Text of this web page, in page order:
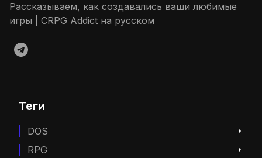
Рассказываем, как создавались ваши любимые
игры | CRPG Addict на русском
Теги
DOS
RPG